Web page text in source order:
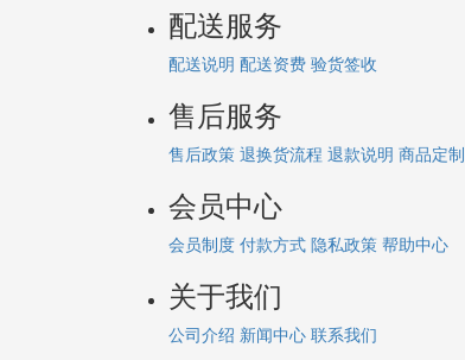
配送服务
配送说明 配送资费 验货签收
售后服务
售后政策 退换货流程 退款说明 商品定制
会员中心
会员制度 付款方式 隐私政策 帮助中心
关于我们
公司介绍 新闻中心 联系我们